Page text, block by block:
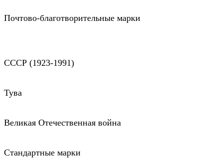
Почтово-благотворительные марки
СССР (1923-1991)
Тува
Великая Отечественная война
Стандартные марки